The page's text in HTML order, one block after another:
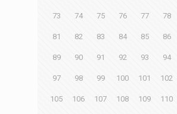
73 74 75 76 77 78
81 82 83 84 85 86
89 90 91 92 93 94
97 98 99 100 101 102
105 106 107 108 109 110